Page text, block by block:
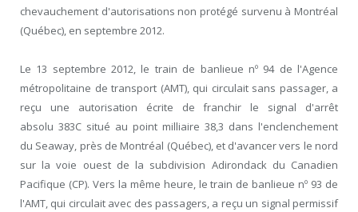
chevauchement d'autorisations non protégé survenu à Montréal
(Québec), en septembre 2012.
Le 13 septembre 2012, le train de banlieue nº 94 de l'Agence
métropolitaine de transport (AMT), qui circulait sans passager, a
reçu une autorisation écrite de franchir le signal d'arrêt
absolu 383C situé au point milliaire 38,3 dans l'enclenchement
du Seaway, près de Montréal (Québec), et d'avancer vers le nord
sur la voie ouest de la subdivision Adirondack du Canadien
Pacifique (CP). Vers la même heure, le train de banlieue nº 93 de
l'AMT, qui circulait avec des passagers, a reçu un signal permissif